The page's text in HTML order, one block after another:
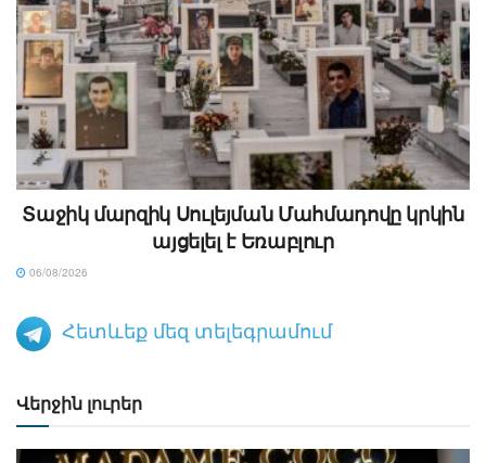
Տաջիկ մարզիկ Սուլեյման Մահմադովը կրկին
այցելել է Եռաբլուր
06/08/2026
Հետևեք մեզ տելեգրամում
Վերջին լուրեր